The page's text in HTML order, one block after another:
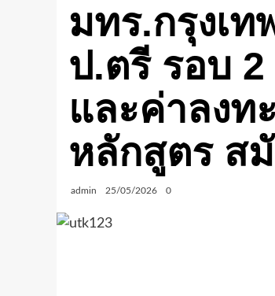
มทร.กรุงเท
ป.ตรี รอบ
และค่าลงท
หลักสูตร ส
admin 25/05/2026 0